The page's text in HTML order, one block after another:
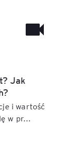
Jak
i wartość
w pr...